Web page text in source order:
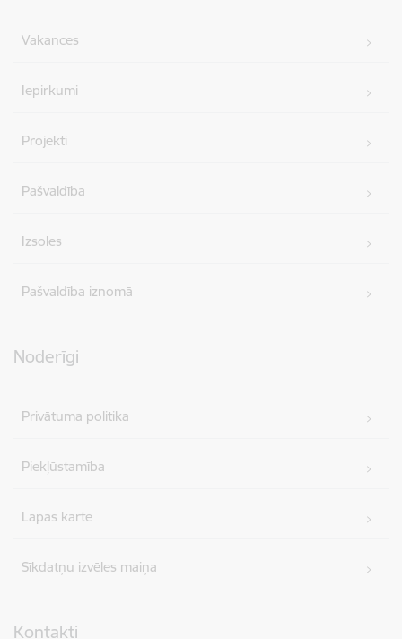
Vakances
Iepirkumi
Projekti
Pašvaldība
Izsoles
Pašvaldība iznomā
Noderīgi
Privātuma politika
Piekļūstamība
Lapas karte
Sīkdatņu izvēles maiņa
Kontakti